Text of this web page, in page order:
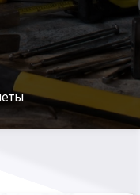
проведение
совсем не
все моменты
видом